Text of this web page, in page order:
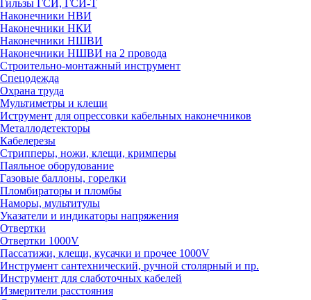
Гильзы ГСИ, ГСИ-Т
Наконечники НВИ
Наконечники НКИ
Наконечники НШВИ
Наконечники НШВИ на 2 провода
Строительно-монтажный инструмент
Спецодежда
Охрана труда
Мультиметры и клещи
Иструмент для опрессовки кабельных наконечников
Металлодетекторы
Кабелерезы
Стрипперы, ножи, клещи, кримперы
Паяльное оборудование
Газовые баллоны, горелки
Пломбираторы и пломбы
Наморы, мультитулы
Указатели и индикаторы напряжения
Отвертки
Отвертки 1000V
Пассатижи, клещи, кусачки и прочее 1000V
Инструмент сантехнический, ручной столярный и пр.
Инструмент для слаботочных кабелей
Измерители расстояния